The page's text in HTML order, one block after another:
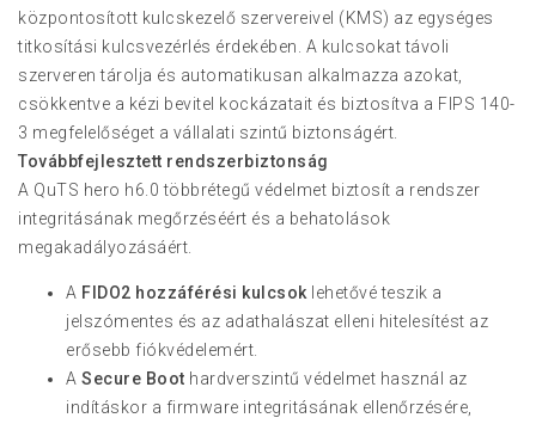
központosított kulcskezelő szervereivel (KMS) az egységes
titkosítási kulcsvezérlés érdekében. A kulcsokat távoli
szerveren tárolja és automatikusan alkalmazza azokat,
csökkentve a kézi bevitel kockázatait és biztosítva a FIPS 140-
3 megfelelőséget a vállalati szintű biztonságért.
Továbbfejlesztett rendszerbiztonság
A QuTS hero h6.0 többrétegű védelmet biztosít a rendszer
integritásának megőrzéséért és a behatolások
megakadályozásáért.
A FIDO2 hozzáférési kulcsok lehetővé teszik a
jelszómentes és az adathalászat elleni hitelesítést az
erősebb fiókvédelemért.
A Secure Boot hardverszintű védelmet használ az
indításkor a firmware integritásának ellenőrzésére,